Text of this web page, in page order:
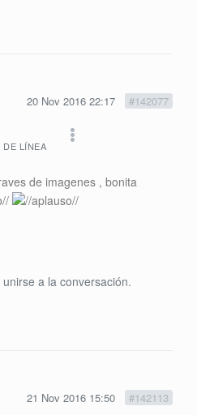
20 Nov 2016 22:17 #142077
DE LÍNEA
de imagenes , bonita
a la conversación.
21 Nov 2016 15:50 #142113